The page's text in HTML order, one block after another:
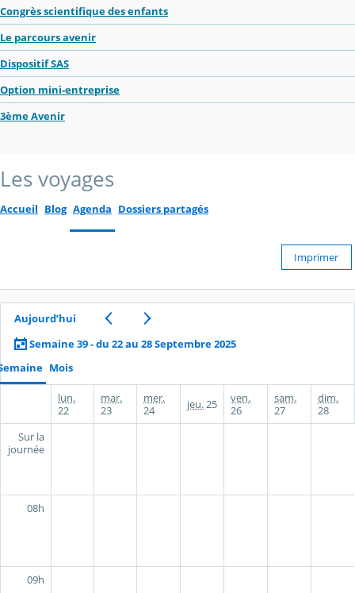
Congrès scientifique des enfants
Le parcours avenir
Dispositif SAS
Option mini-entreprise
3ème Avenir
Les voyages
Accueil Blog Agenda Dossiers partagés
Imprimer
Aujourd’hui
Semaine 39 - du 22 au 28 Septembre 2025
Mois
lun.
22
mar.
23
mer.
24
jeu.25
ven.
26
sam.
27
dim.
28
Sur la
journée
08h
09h